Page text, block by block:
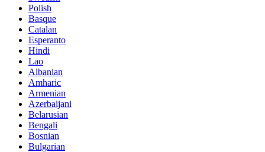
Polish
Basque
Catalan
Esperanto
Hindi
Lao
Albanian
Amharic
Armenian
Azerbaijani
Belarusian
Bengali
Bosnian
Bulgarian